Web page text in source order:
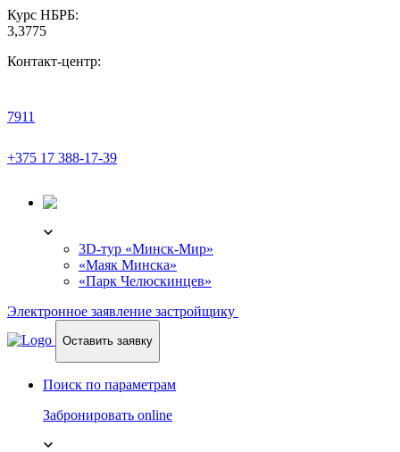
Курс НБРБ:
3,3775
Контакт-центр:
7911
+375 17 388-17-39
3D-тур «Минск-Мир»
«Маяк Минска»
«Парк Челюскинцев»
Электронное заявление застройщику
Оставить заявку
Поиск по параметрам
Забронировать online